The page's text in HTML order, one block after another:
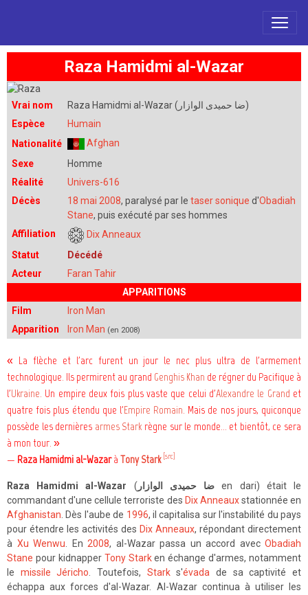
Raza Hamidmi al-Wazar
Vrai nom
Raza Hamidmi al-Wazar (ضا حمیدی الوازار)
Espèce
Humain
Nationalité
Afghan
Sexe
Homme
Réalité
Univers-616
Décès
18 mai 2008, paralysé par le taser sonique d'Obadiah
Stane, puis exécuté par ses hommes
Affiliation
Dix Anneaux
Statut
Décédé
Acteur
Faran Tahir
APPARITIONS
Film
Iron Man
Apparition
Iron Man (en 2008)
« La flèche et l'arc furent un jour le nec plus ultra de l'armement
technologique. Ils permirent au grand Genghis Khan de régner du Pacifique à
l'Ukraine. Un empire deux fois plus vaste que celui d'Alexandre le Grand et
quatre fois plus étendu que l'Empire Romain. Mais de nos jours, quiconque
possède les dernières armes Stark règne sur le monde… et bientôt, ce sera
à mon tour. »
— Raza Hamidmi al-Wazarà Tony Stark [src]
Raza Hamidmi al-Wazar ( ضا حمیدی الوازار en dari) était le
commandant d'une cellule terroriste des Dix Anneauxstationnée en
Afghanistan . Dès l'aube de 1996, il capitalisa sur l'instabilité du pays
pour étendre les activités des Dix Anneaux, répondant directement
à Xu Wenwu . En 2008, al-Wazar passa un accord avec Obadiah
Stane pour kidnapper Tony Starken échange d'armes, notamment
le missile Jéricho . Toutefois, Starks'évada de sa captivité et
échappa aux forces d'al-Wazar. Al-Wazar continua à utiliser les